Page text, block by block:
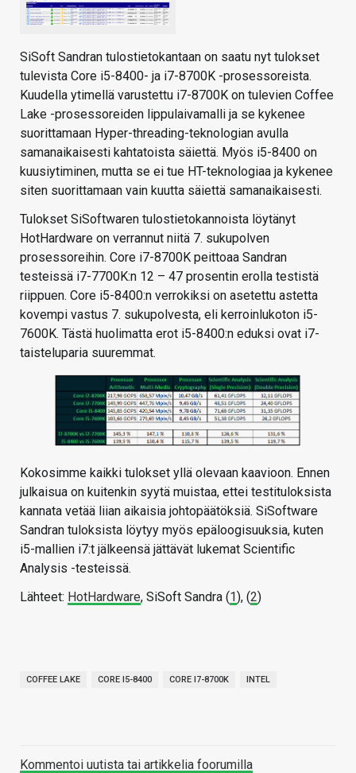
SiSoft Sandran tulostietokantaan on saatu nyt tulokset
tulevista Core i5-8400- ja i7-8700K -prosessoreista.
Kuudella ytimellä varustettu i7-8700K on tulevien Coffee
Lake -prosessoreiden lippulaivamalli ja se kykenee
suorittamaan Hyper-threading-teknologian avulla
samanaikaisesti kahtatoista säiettä. Myös i5-8400 on
kuusiytiminen, mutta se ei tue HT-teknologiaa ja kykenee
siten suorittamaan vain kuutta säiettä samanaikaisesti.
Tulokset SiSoftwaren tulostietokannoista löytänyt
HotHardware on verrannut niitä 7. sukupolven
prosessoreihin. Core i7-8700K peittoaa Sandran
testeissä i7-7700K:n 12 – 47 prosentin erolla testistä
riippuen. Core i5-8400:n verrokiksi on asetettu astetta
kovempi vastus 7. sukupolvesta, eli kerroinlukoton i5-
7600K. Tästä huolimatta erot i5-8400:n eduksi ovat i7-
taisteluparia suuremmat.
Kokosimme kaikki tulokset yllä olevaan kaavioon. Ennen
julkaisua on kuitenkin syytä muistaa, ettei testituloksista
kannata vetää liian aikaisia johtopäätöksiä. SiSoftware
Sandran tuloksista löytyy myös epäloogisuuksia, kuten
i5-mallien i7:t jälkeensä jättävät lukemat Scientific
Analysis -testeissä.
Lähteet: HotHardware, SiSoft Sandra (1), (2)
COFFEE LAKE CORE I5-8400 CORE I7-8700K INTEL
Kommentoi uutista tai artikkelia foorumilla